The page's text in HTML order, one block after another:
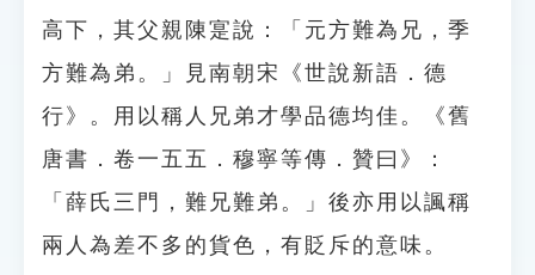
高下，其父親陳寔說：「元方難為兄，季
方難為弟。」見南朝宋《世說新語．德
行》。用以稱人兄弟才學品德均佳。《舊
唐書．卷一五五．穆寧等傳．贊曰》：
「薛氏三門，難兄難弟。」後亦用以諷稱
兩人為差不多的貨色，有貶斥的意味。